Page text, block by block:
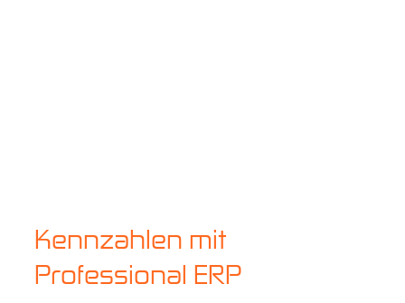
Kennzahlen mit
Professional ERP